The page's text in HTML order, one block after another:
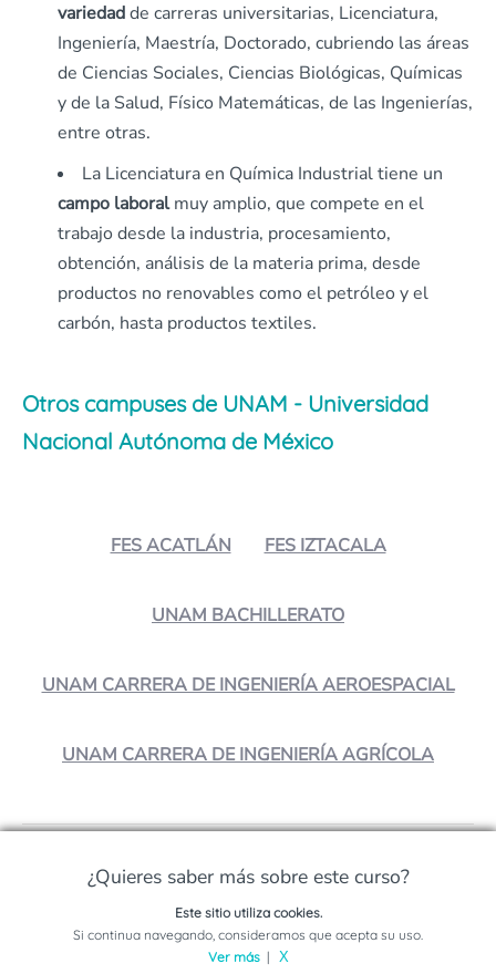
variedadde carreras universitarias, Licenciatura,
Ingeniería, Maestría, Doctorado, cubriendo las áreas
de Ciencias Sociales, Ciencias Biológicas, Químicas
y de la Salud, Físico Matemáticas, de las Ingenierías,
entre otras.
La Licenciatura en Química Industrial tiene un
campo laboralmuy amplio, que compete en el
trabajo desde la industria, procesamiento,
obtención, análisis de la materia prima, desde
productos no renovables como el petróleo y el
carbón, hasta productos textiles.
Otros campuses de UNAM - Universidad
Nacional Autónoma de México
FES ACATLÁN FES IZTACALA
UNAM BACHILLERATO
UNAM CARRERA DE INGENIERÍA AEROESPACIAL
UNAM CARRERA DE INGENIERÍA AGRÍCOLA
¿Crees que es interesante?
¡Compártelo!
¿Quieres saber más sobre este curso?
Solicita información sobre este programa
Este sitio utiliza cookies.
Si continua navegando, consideramos que acepta su uso.
Ver más| X